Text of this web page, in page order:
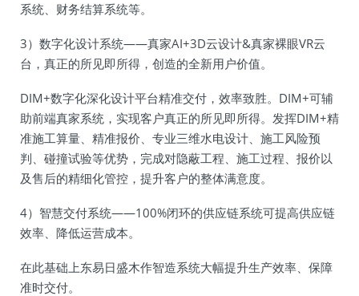
系统、财务结算系统等。
3）数字化设计系统——真家AI+3D云设计&真家裸眼VR云
台，真正的所见即所得，创造的全新用户价值。
DIM+数字化深化设计平台精准交付，效率致胜。DIM+可辅
助前端真家系统，实现客户真正的所见即所得。发挥DIM+精
准施工算量、精准报价、专业三维水电设计、施工风险预
判、碰撞试验等优势，完成对隐蔽工程、施工过程、报价以
及售后的精细化管控，提升客户的整体满意度。
4）智慧交付系统——100%闭环的供应链系统可提高供应链
效率、降低运营成本。
在此基础上东易日盛木作智造系统大幅提升生产效率、保障
准时交付。